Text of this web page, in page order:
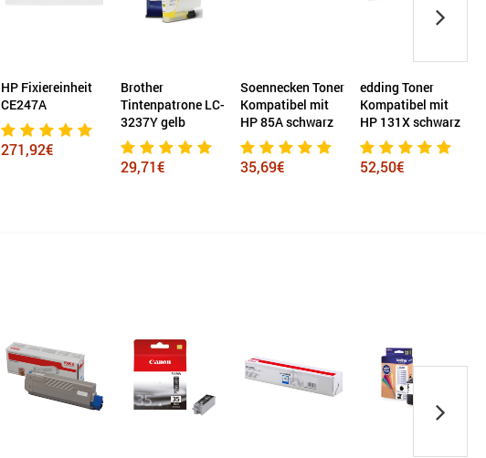
HP Fixiereinheit
CE247A
271,92€
Brother
Tintenpatrone LC-
3237Y gelb
29,71€
Soennecken Toner
Kompatibel mit
HP 85A schwarz
35,69€
edding Toner
Kompatibel mit
HP 131X schwarz
52,50€